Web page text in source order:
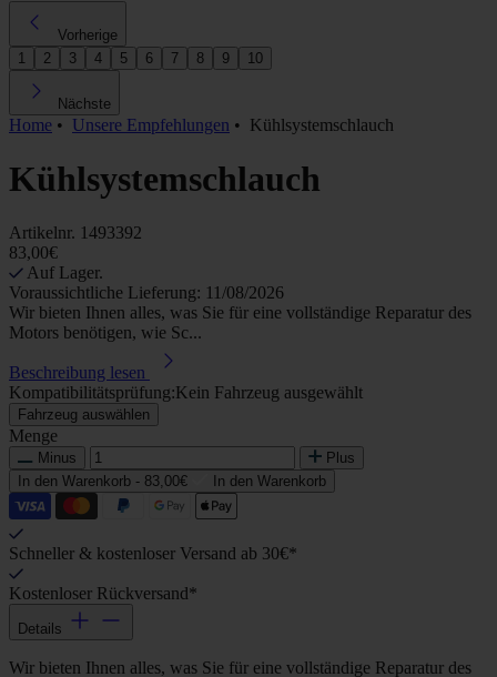
Vorherige
1
2 3 4 5 6 7 8 9 10
Nächste
Home • Unsere Empfehlungen • Kühlsystemschlauch
Kühlsystemschlauch
Artikelnr. 1493392
83,00€
Auf Lager.
Voraussichtliche Lieferung: 11/08/2026
Wir bieten Ihnen alles, was Sie für eine vollständige Reparatur des
Motors benötigen, wie Sc...
Beschreibung lesen
Kompatibilitätsprüfung:Kein Fahrzeug ausgewählt
Fahrzeug auswählen
Menge
Minus
Plus
In den Warenkorb - 83,00€ In den Warenkorb
Schneller & kostenloser Versand ab 30€*
Kostenloser Rückversand*
Details
Wir bieten Ihnen alles, was Sie für eine vollständige Reparatur des